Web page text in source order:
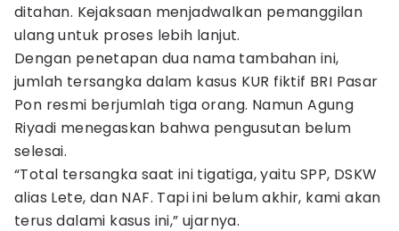
ditahan. Kejaksaan menjadwalkan pemanggilan
ulang untuk proses lebih lanjut.
Dengan penetapan dua nama tambahan ini,
jumlah tersangka dalam kasus KUR fiktif BRI Pasar
Pon resmi berjumlah tiga orang. Namun Agung
Riyadi menegaskan bahwa pengusutan belum
selesai.
“Total tersangka saat ini tigatiga, yaitu SPP, DSKW
alias Lete, dan NAF. Tapi ini belum akhir, kami akan
terus dalami kasus ini,” ujarnya.